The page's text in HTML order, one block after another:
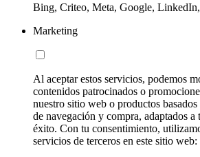
Bing, Criteo, Meta, Google,
Marketing
Al aceptar estos servicios, podemos
contenidos patrocinados o
nuestro sitio web o productos
de navegación y compra, adaptados a
éxito. Con tu consentimiento,
servicios de terceros en este sitio web: